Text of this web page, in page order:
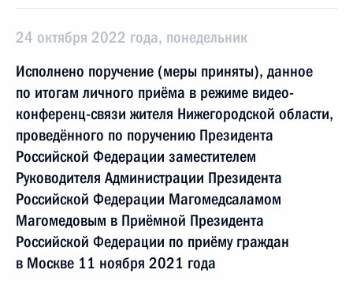
24 октября 2022 года, понедельник
Исполнено поручение (меры приняты), данное
по итогам личного приёма в режиме видео-
конференц-связи жителя Нижегородской области,
проведённого по поручению Президента
Российской Федерации заместителем
Руководителя Администрации Президента
Российской Федерации Магомедсаламом
Магомедовым в Приёмной Президента
Российской Федерации по приёму граждан
в Москве 11 ноября 2021 года